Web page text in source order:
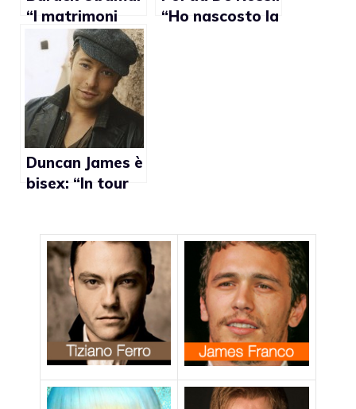
“I matrimoni
gay a New
York? Una
buona cosa”
“Ho nascosto la
Duncan James è
bisex: “In tour
uomini”